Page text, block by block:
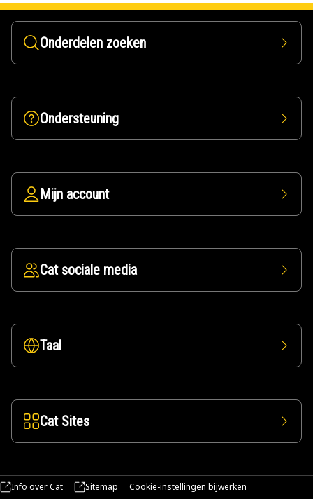
Onderdelen zoeken
Ondersteuning
Mijn account
Cat sociale media
Taal
Cat Sites
Info over Cat Sitemap Cookie-instellingen bijwerken